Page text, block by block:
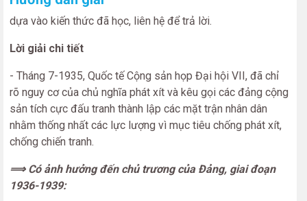
dựa vào kiến thức đã học, liên hệ để trả lời.
Lời giải chi tiết
- Tháng 7-1935, Quốc tế Cộng sản họp Đại hội VII, đã chỉ
rõ nguy cơ của chủ nghĩa phát xít và kêu gọi các đảng cộng
sản tích cực đấu tranh thành lập các mặt trận nhân dân
nhằm thống nhất các lực lượng vì mục tiêu chống phát xít,
chống chiến tranh.
⟹ Có ảnh hưởng đến chủ trương của Đảng, giai đoạn
1936-1939: